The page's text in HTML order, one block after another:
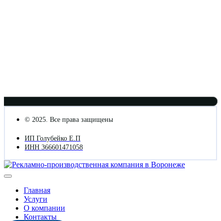
© 2025. Все права защищены
ИП Голубейко Е.П
ИНН 366601471058
Главная
Услуги
О компании
Контакты